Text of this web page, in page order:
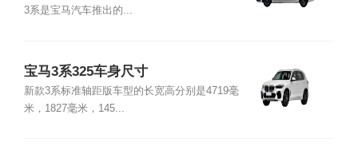
3系是宝马汽车推出的...
宝马3系325车身尺寸
新款3系标准轴距版车型的长宽高分别是4719毫
米，1827毫米，145...